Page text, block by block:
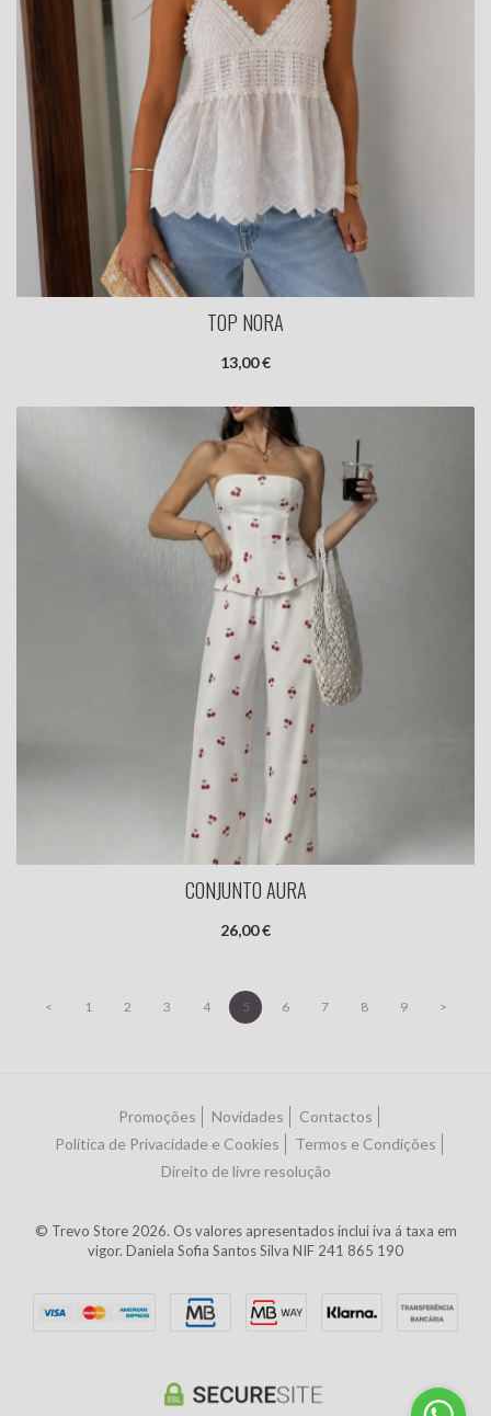
TOP NORA
13,00 €
CONJUNTO AURA
26,00 €
< 1 2 3 4 5 6 7 8 9 >
Promoções Novidades
Contactos
Política de Privacidade e Cookies
Termos e Condições
Direito de livre resolução
© Trevo Store 2026. Os valores apresentados inclui iva á taxa em
vigor. Daniela Sofia Santos Silva NIF 241 865 190